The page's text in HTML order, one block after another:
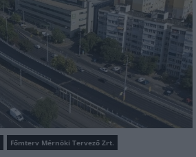
Főmterv Mérnöki Tervező Zrt.